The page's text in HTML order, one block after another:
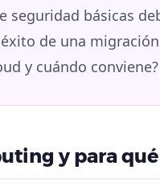
seguridad básicas
de una
y cuándo conviene?
y para